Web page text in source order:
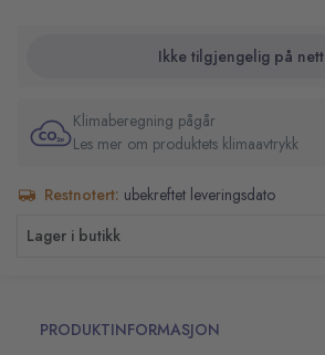
Ikke tilgjengelig på nett
Klimaberegning pågår
Les mer om produktets klimaavtrykk
Restnotert: ubekreftet leveringsdato
Lager i butikk
PRODUKTINFORMASJON